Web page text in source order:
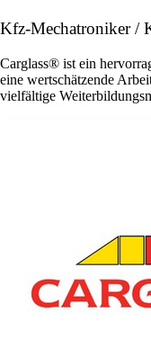
Kfz-Mechatroniker /
Carglass® ist ein
eine wertschätzende
vielfältige